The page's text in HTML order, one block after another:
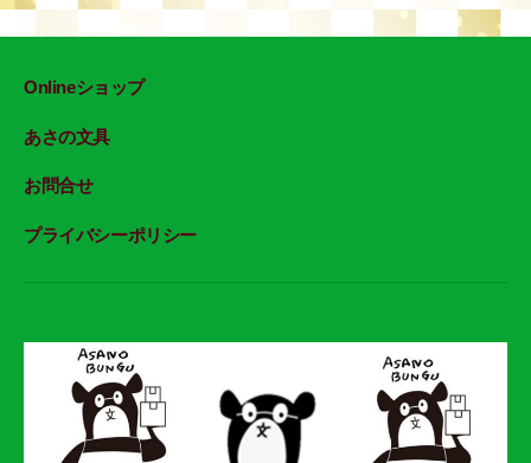
Onlineショップ
あさの文具
お問合せ
プライバシーポリシー